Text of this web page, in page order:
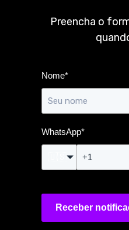
Preencha o
Nome*
WhatsApp*
Receber